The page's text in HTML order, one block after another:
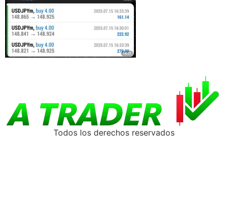
Todos los derechos reservados